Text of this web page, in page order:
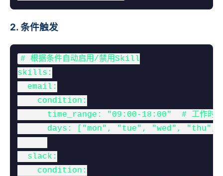
2. 条件触发
# 根据条件自动启用/禁用Skill
skills:
  email:
    condition:
time_range: "09:00-18:00"  # 工作时间
days: ["mon", "tue", "wed", "thu",
  slack:
    condition: